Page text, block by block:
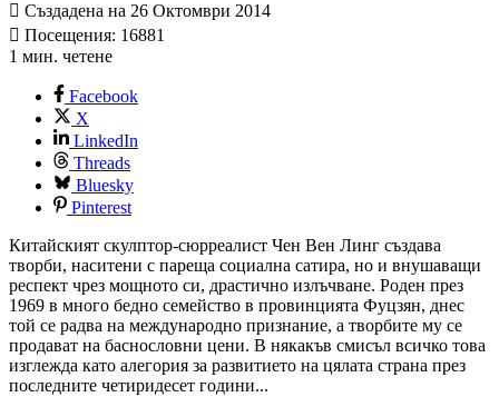
Създадена на 26 Октомври 2014
Посещения: 16881
1 мин. четене
Facebook
X
LinkedIn
Threads
Bluesky
Pinterest
Китайският скулптор-сюрреалист Чен Вен Линг създава
творби, наситени с пареща социална сатира, но и внушаващи
респект чрез мощното си, драстично излъчване. Роден през
1969 в много бедно семейство в провинцията Фуцзян, днес
той се радва на международно признание, а творбите му се
продават на баснословни цени. В някакъв смисъл всичко това
изглежда като алегория за развитието на цялата страна през
последните четиридесет години...